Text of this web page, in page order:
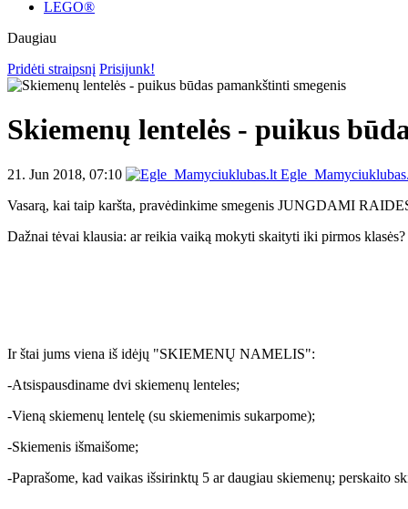
LEGO®
Daugiau
Pridėti straipsnį Prisijunk!
Skiemenų lentelės - puikus
21. Jun 2018, 07:10
Vasarą, kai taip karšta, pravėdinkime smegenis JUNGDAMI
Dažnai tėvai klausia: ar reikia vaiką mokyti skaityti iki pirmos klasės?
Ir štai jums viena iš idėjų "SKIEMENŲ NAMELIS":
-Atsispausdiname dvi skiemenų lenteles;
-Vieną skiemenų lentelę (su skiemenimis sukarpome);
-Skiemenis išmaišome;
-Paprašome, kad vaikas išsirinktų 5 ar daugiau skiemenų; perskaito